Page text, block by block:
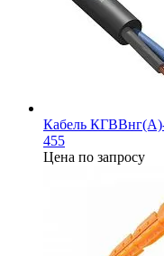
Кабель
455
Цена по запросу